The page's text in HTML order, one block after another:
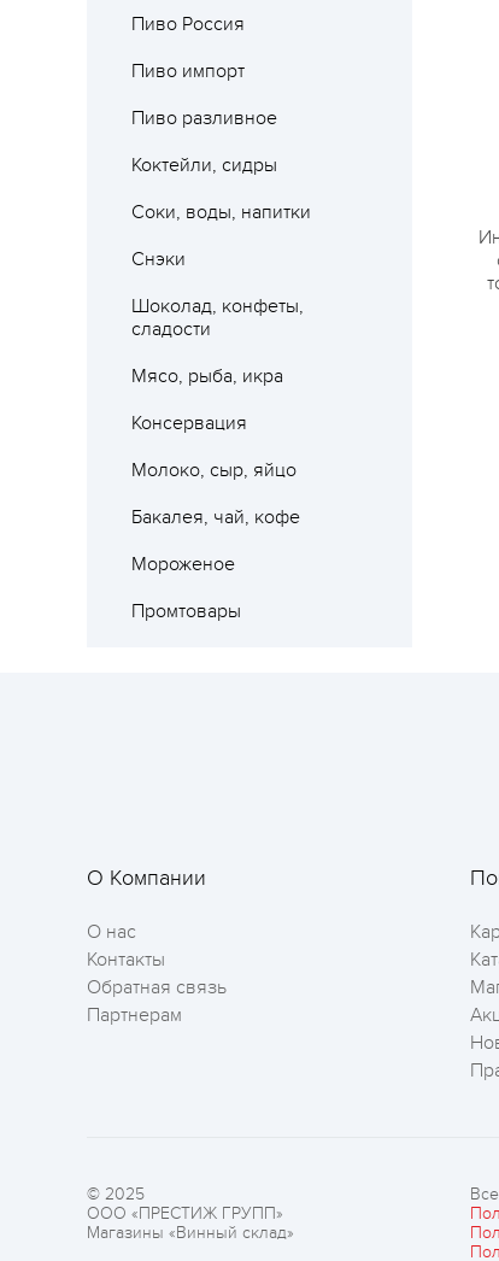
Пиво Россия
Пиво импорт
Пиво разливное
Коктейли, сидры
Соки, воды, напитки
Снэки
Шоколад, конфеты,
сладости
Мясо, рыба, икра
Консервация
Молоко, сыр, яйцо
Бакалея, чай, кофе
Мороженое
Промтовары
О Компании
О нас
Контакты
Обратная связь
Партнерам
© 2025
ООО «ПРЕСТИЖ ГРУПП»
Магазины «Винный склад»